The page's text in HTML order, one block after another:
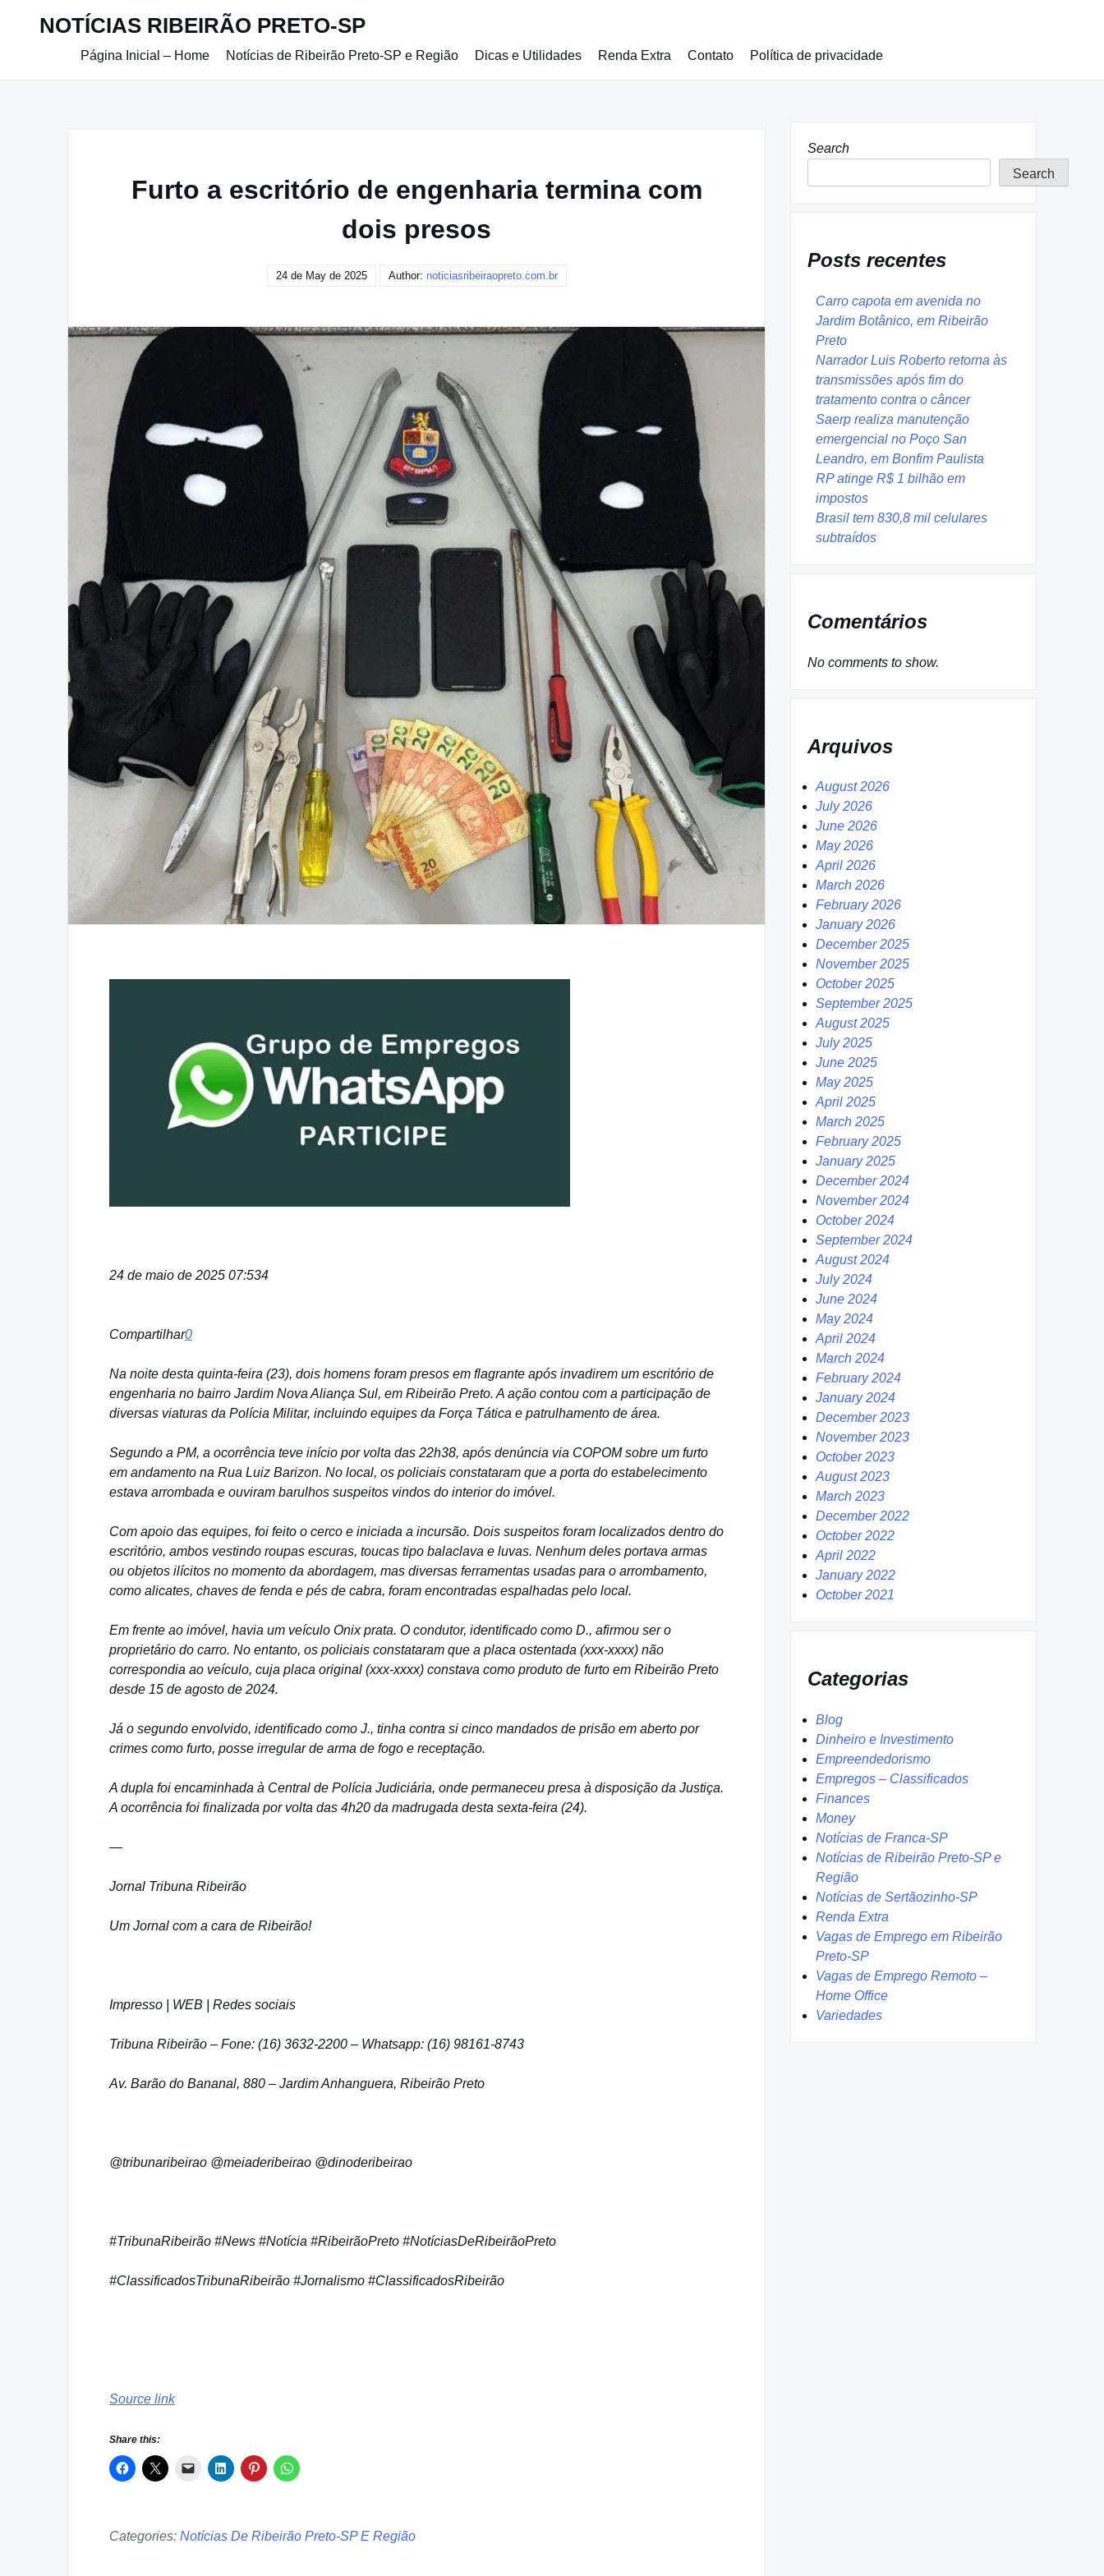
NOTÍCIAS RIBEIRÃO PRETO-SP
Página Inicial – Home Notícias de Ribeirão Preto-SP e Região Dicas e Utilidades Renda Extra Contato Política de privacidade
Furto a escritório de engenharia termina com
dois presos
24 de May de 2025 Author: noticiasribeiraopreto.com.br
24 de maio de 2025 07:534
Compartilhar0
Na noite desta quinta-feira (23), dois homens foram presos em flagrante após invadirem um escritório de
engenharia no bairro Jardim Nova Aliança Sul, em Ribeirão Preto. A ação contou com a participação de
diversas viaturas da Polícia Militar, incluindo equipes da Força Tática e patrulhamento de área.
Segundo a PM, a ocorrência teve início por volta das 22h38, após denúncia via COPOM sobre um furto
em andamento na Rua Luiz Barizon. No local, os policiais constataram que a porta do estabelecimento
estava arrombada e ouviram barulhos suspeitos vindos do interior do imóvel.
Com apoio das equipes, foi feito o cerco e iniciada a incursão. Dois suspeitos foram localizados dentro do
escritório, ambos vestindo roupas escuras, toucas tipo balaclava e luvas. Nenhum deles portava armas
ou objetos ilícitos no momento da abordagem, mas diversas ferramentas usadas para o arrombamento,
como alicates, chaves de fenda e pés de cabra, foram encontradas espalhadas pelo local.
Em frente ao imóvel, havia um veículo Onix prata. O condutor, identificado como D., afirmou ser o
proprietário do carro. No entanto, os policiais constataram que a placa ostentada (xxx-xxxx) não
correspondia ao veículo, cuja placa original (xxx-xxxx) constava como produto de furto em Ribeirão Preto
desde 15 de agosto de 2024.
Já o segundo envolvido, identificado como J., tinha contra si cinco mandados de prisão em aberto por
crimes como furto, posse irregular de arma de fogo e receptação.
A dupla foi encaminhada à Central de Polícia Judiciária, onde permaneceu presa à disposição da Justiça.
A ocorrência foi finalizada por volta das 4h20 da madrugada desta sexta-feira (24).
—
Jornal Tribuna Ribeirão
Um Jornal com a cara de Ribeirão!
Impresso | WEB | Redes sociais
Tribuna Ribeirão – Fone: (16) 3632-2200 – Whatsapp: (16) 98161-8743
Av. Barão do Bananal, 880 – Jardim Anhanguera, Ribeirão Preto
@tribunaribeirao @meiaderibeirao @dinoderibeirao
#TribunaRibeirão #News #Notícia #RibeirãoPreto #NotíciasDeRibeirãoPreto
#ClassificadosTribunaRibeirão #Jornalismo #ClassificadosRibeirão
Source link
Share this:
Categories: Notícias De Ribeirão Preto-SP E Região
Search
Search
Posts recentes
Carro capota em avenida no
Jardim Botânico, em Ribeirão
Preto
Narrador Luis Roberto retorna às
transmissões após fim do
tratamento contra o câncer
Saerp realiza manutenção
emergencial no Poço San
Leandro, em Bonfim Paulista
RP atinge R$ 1 bilhão em
impostos
Brasil tem 830,8 mil celulares
subtraídos
Comentários
No comments to show.
Arquivos
August 2026
July 2026
June 2026
May 2026
April 2026
March 2026
February 2026
January 2026
December 2025
November 2025
October 2025
September 2025
August 2025
July 2025
June 2025
May 2025
April 2025
March 2025
February 2025
January 2025
December 2024
November 2024
October 2024
September 2024
August 2024
July 2024
June 2024
May 2024
April 2024
March 2024
February 2024
January 2024
December 2023
November 2023
October 2023
August 2023
March 2023
December 2022
October 2022
April 2022
January 2022
October 2021
Categorias
Blog
Dinheiro e Investimento
Empreendedorismo
Empregos – Classificados
Finances
Money
Notícias de Franca-SP
Notícias de Ribeirão Preto-SP e
Região
Notícias de Sertãozinho-SP
Renda Extra
Vagas de Emprego em Ribeirão
Preto-SP
Vagas de Emprego Remoto –
Home Office
Variedades